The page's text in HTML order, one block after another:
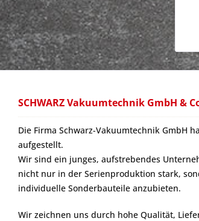
SCHWARZ Vakuumtechnik GmbH &
Die Firma Schwarz-Vakuumtechnik GmbH
aufgestellt.
Wir sind ein junges, aufstrebendes
nicht nur in der Serienproduktion stark,
individuelle Sonderbauteile anzubieten.
Wir zeichnen uns durch hohe Qualität,